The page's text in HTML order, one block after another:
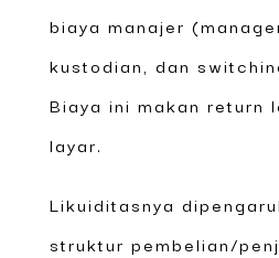
biaya manajer
kustodian, dan
Biaya ini makan return
layar.
Likuiditasnya
struktur pembelian/